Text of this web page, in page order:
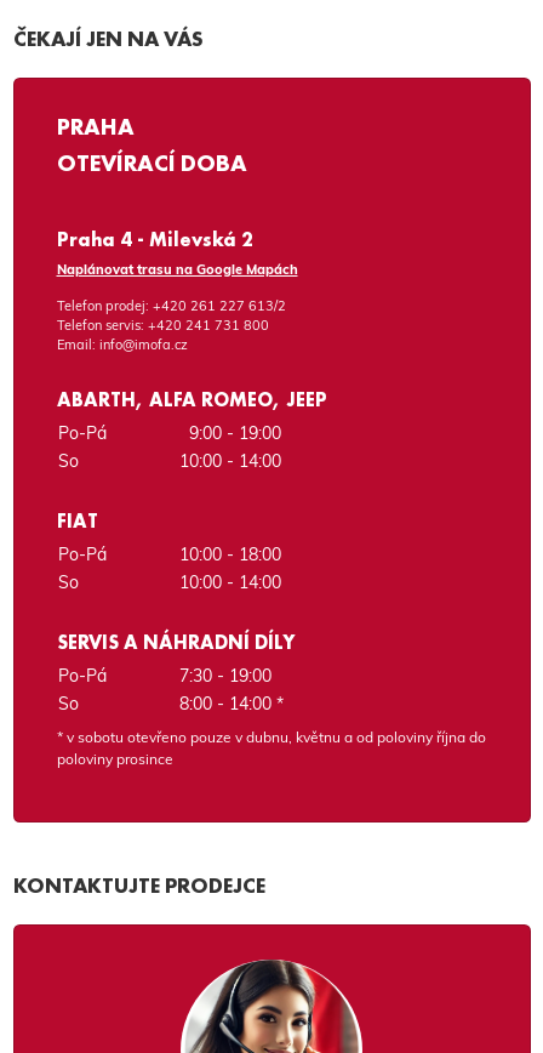
ČEKAJÍ JEN NA VÁS
PRAHA
OTEVÍRACÍ DOBA
Praha 4 - Milevská 2
Naplánovat trasu na Google Mapách
Telefon prodej: +420 261 227 613/2
Telefon servis: +420 241 731 800
Email: info@imofa.cz
ABARTH, ALFA ROMEO, JEEP
Po-Pá
9:00 - 19:00
So
10:00 - 14:00
FIAT
Po-Pá
10:00 - 18:00
So
10:00 - 14:00
SERVIS A NÁHRADNÍ DÍLY
Po-Pá
7:30 - 19:00
So
8:00 - 14:00 *
* v sobotu otevřeno pouze v dubnu, květnu a od poloviny října do
poloviny prosince
KONTAKTUJTE PRODEJCE